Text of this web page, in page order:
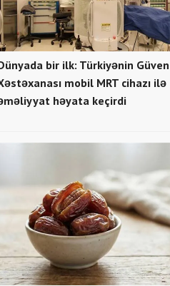
bir ilk: Türkiyənin Güven
mobil MRT cihazı ilə
həyata keçirdi